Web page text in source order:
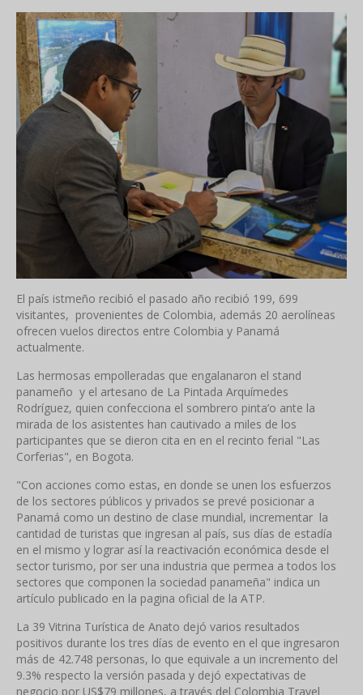
El país istmeño recibió el pasado año recibió 199, 699
visitantes, provenientes de Colombia, además 20 aerolíneas
ofrecen vuelos directos entre Colombia y Panamá
actualmente.
Las hermosas empolleradas que engalanaron el stand
panameño y el artesano de La Pintada Arquímedes
Rodríguez, quien confecciona el sombrero pinta’o ante la
mirada de los asistentes han cautivado a miles de los
participantes que se dieron cita en en el recinto ferial "Las
Corferias", en Bogota.
"Con acciones como estas, en donde se unen los esfuerzos
de los sectores públicos y privados se prevé posicionar a
Panamá como un destino de clase mundial, incrementar la
cantidad de turistas que ingresan al país, sus días de estadía
en el mismo y lograr así la reactivación económica desde el
sector turismo, por ser una industria que permea a todos los
sectores que componen la sociedad panameña" indica un
artículo publicado en la pagina oficial de la ATP.
La 39 Vitrina Turística de Anato dejó varios resultados
positivos durante los tres días de evento en el que ingresaron
más de 42.748 personas, lo que equivale a un incremento del
9.3% respecto la versión pasada y dejó expectativas de
negocio por US$79 millones, a través del Colombia Travel